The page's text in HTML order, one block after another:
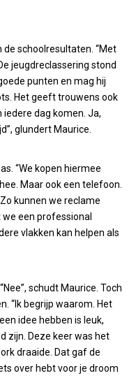
schoolresultaten. “Met
jeugdreclassering stond
punten en mag hij
Het geeft trouwens ook
dag komen. Ja,
glundert Maurice.
“We kopen hiermee
Maar ook een telefoon.
kunnen we reclame
een professional
vlakken kan helpen als
schudt Maurice. Toch
“Ik begrijp waarom. Het
idee hebben is leuk,
zijn. Deze keer was het
draaide. Dat gaf de
over hebt voor je droom